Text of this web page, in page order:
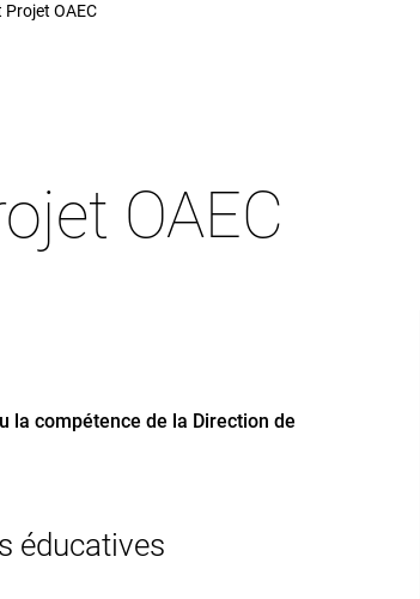
Projet OAEC
OAEC
la compétence de la Direction de
éducatives